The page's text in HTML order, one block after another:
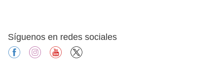
Síguenos en redes sociales
facebookinstagramyoutube